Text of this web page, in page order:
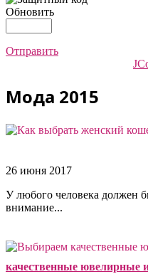
Обновить
Отправить
Мода 2015
26 июня 2017
У любого человека должен
внимание...
качественные ювелирные